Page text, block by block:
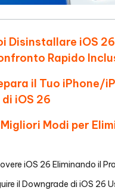
Disinstallare iOS
Rapido
il Tuo iPhone/
iOS 26
Modi per
iOS 26 Eliminando il
il Downgrade di iOS 26